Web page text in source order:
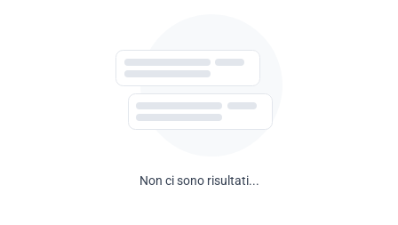
Non ci sono risultati...